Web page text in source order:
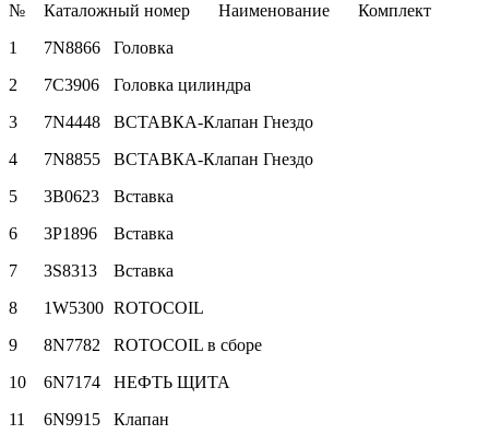
№ Каталожный номер Наименование
Комплект
1
7N8866
Головка
2
7C3906
Головка цилиндра
3
7N4448
ВСТАВКА-Клапан Гнездо
4
7N8855
ВСТАВКА-Клапан Гнездо
5
3B0623
Вставка
6
3P1896
Вставка
7
3S8313
Вставка
8
1W5300 ROTOCOIL
9
8N7782
ROTOCOIL в сборе
10
6N7174
НЕФТЬ ЩИТА
11
6N9915
Клапан